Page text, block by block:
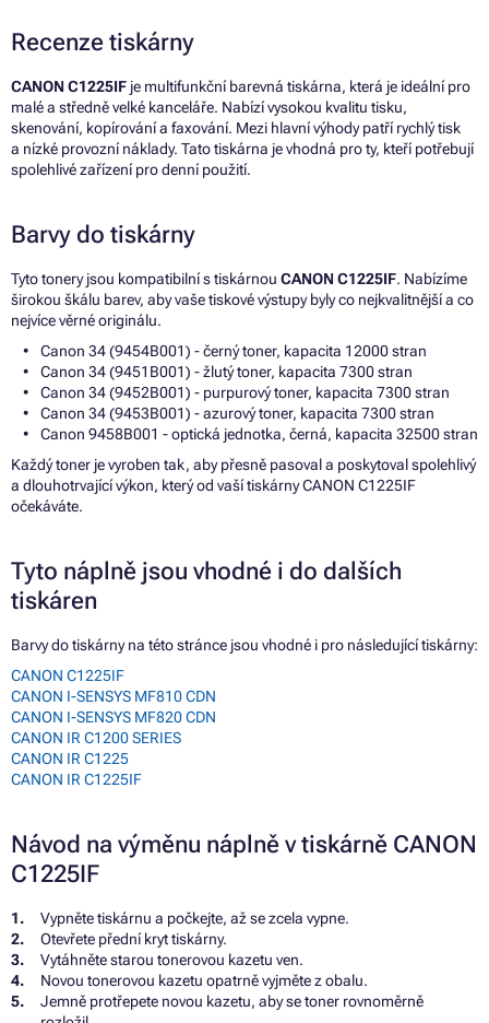
Recenze tiskárny
CANON C1225IF je multifunkční barevná tiskárna, která je ideální pro
malé a středně velké kanceláře. Nabízí vysokou kvalitu tisku,
skenování, kopírování a faxování. Mezi hlavní výhody patří rychlý tisk
a nízké provozní náklady. Tato tiskárna je vhodná pro ty, kteří potřebují
spolehlivé zařízení pro denní použití.
Barvy do tiskárny
Tyto tonery jsou kompatibilní s tiskárnou CANON C1225IF. Nabízíme
širokou škálu barev, aby vaše tiskové výstupy byly co nejkvalitnější a co
nejvíce věrné originálu.
Canon 34 (9454B001) - černý toner, kapacita 12000 stran
Canon 34 (9451B001) - žlutý toner, kapacita 7300 stran
Canon 34 (9452B001) - purpurový toner, kapacita 7300 stran
Canon 34 (9453B001) - azurový toner, kapacita 7300 stran
Canon 9458B001 - optická jednotka, černá, kapacita 32500 stran
Každý toner je vyroben tak, aby přesně pasoval a poskytoval spolehlivý
a dlouhotrvající výkon, který od vaší tiskárny CANON C1225IF
očekáváte.
Tyto náplně jsou vhodné i do dalších
tiskáren
Barvy do tiskárny na této stránce jsou vhodné i pro následující tiskárny:
CANON C1225IF
CANON I-SENSYS MF810 CDN
CANON I-SENSYS MF820 CDN
CANON IR C1200 SERIES
CANON IR C1225
CANON IR C1225IF
Návod na výměnu náplně v tiskárně CANON
C1225IF
Vypněte tiskárnu a počkejte, až se zcela vypne.
Otevřete přední kryt tiskárny.
Vytáhněte starou tonerovou kazetu ven.
Novou tonerovou kazetu opatrně vyjměte z obalu.
Jemně protřepete novou kazetu, aby se toner rovnoměrně